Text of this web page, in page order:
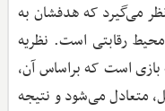
می‌گیرد که هدفشان به
رقابتی است. نظریه
است که براساس آن،
متعادل می‌شود و نتیجه